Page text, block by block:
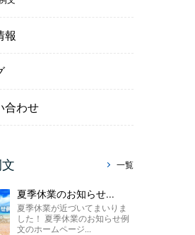
報
合わせ
一覧
夏季休業のお知らせ...
夏季休業が近づいてまいりま
した！ 夏季休業のお知らせ例
文のホームページ...